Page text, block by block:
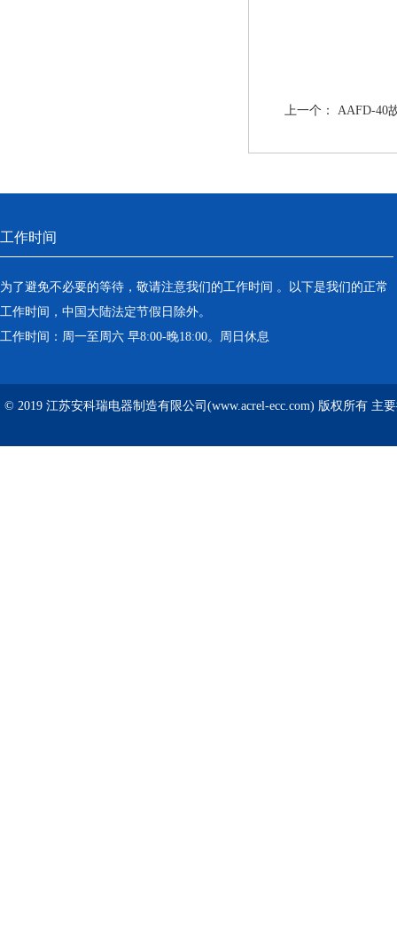
上一个： AAFD-40
工作时间
为了避免不必要的等待，敬请注意我们的工作时间 。以下是我们的正常
工作时间，中国大陆法定节假日除外。
工作时间：周一至周六 早8:00-晚18:00。周日休息
© 2019 江苏安科瑞电器制造有限公司(www.acrel-ecc.com) 版权所有 主